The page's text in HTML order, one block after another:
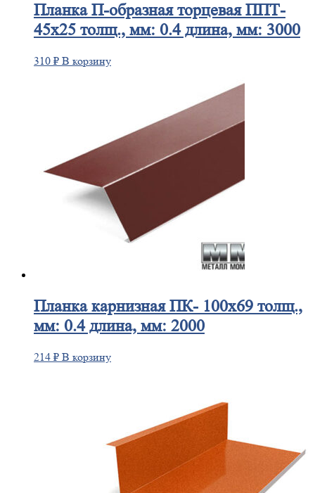
ПланкаП-образная торцевая ППТ-
45х25 толщ., мм: 0.4 длина, мм: 3000
310 ₽ В корзину
Планкакарнизная ПК- 100х69 толщ.,
мм: 0.4 длина, мм: 2000
214 ₽ В корзину